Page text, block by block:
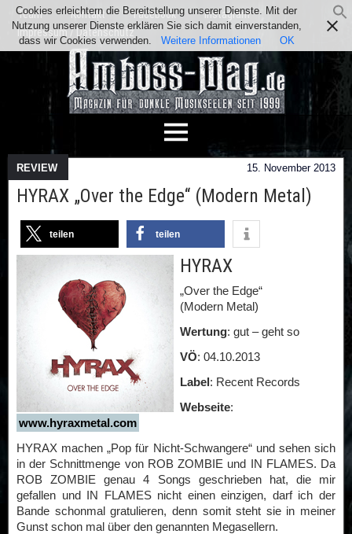
Team Kontakt Facebook
Instagram
Impressum / Datenschutz
REVIEW 15. November 2013
HYRAX „Over the Edge“ (Modern Metal)
teilen teilen
HYRAX
„Over the Edge“
(Modern Metal)
Wertung: gut – geht so
VÖ: 04.10.2013
Label: Recent Records
Webseite:
www.hyraxmetal.com
HYRAX machen „Pop für Nicht-Schwangere“ und sehen sich
in der Schnittmenge von ROB ZOMBIE und IN FLAMES. Da
ROB ZOMBIE genau 4 Songs geschrieben hat, die mir
gefallen und IN FLAMES nicht einen einzigen, darf ich der
Bande schonmal gratulieren, denn somit steht sie in meiner
Gunst schon mal über den genannten Megasellern.
Cookies erleichtern die Bereitstellung unserer Dienste. Mit der
Nutzung unserer Dienste erklären Sie sich damit einverstanden,
dass wir Cookies verwenden.
Weitere Informationen OK